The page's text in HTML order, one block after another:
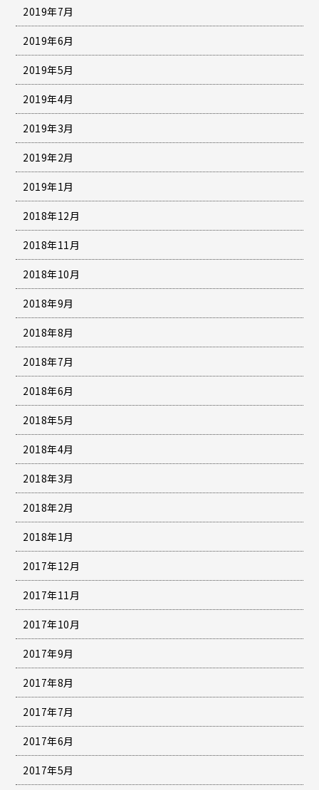
2019年7月
2019年6月
2019年5月
2019年4月
2019年3月
2019年2月
2019年1月
2018年12月
2018年11月
2018年10月
2018年9月
2018年8月
2018年7月
2018年6月
2018年5月
2018年4月
2018年3月
2018年2月
2018年1月
2017年12月
2017年11月
2017年10月
2017年9月
2017年8月
2017年7月
2017年6月
2017年5月